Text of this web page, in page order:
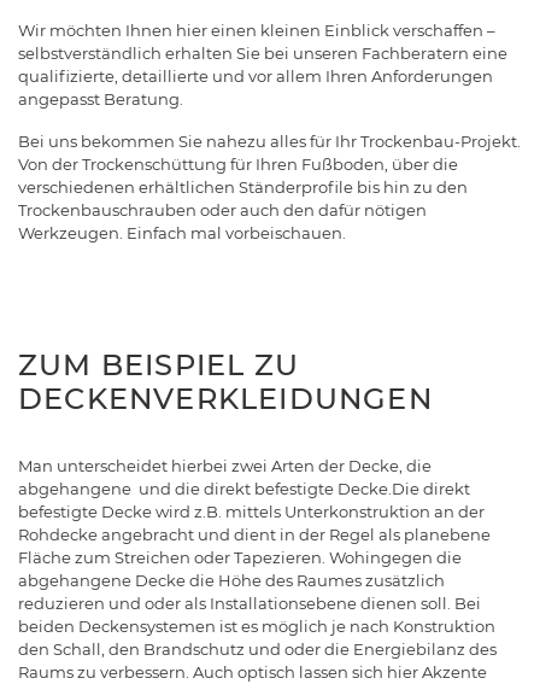
Wir möchten Ihnen hier einen kleinen Einblick verschaffen –
selbstverständlich erhalten Sie bei unseren Fachberatern eine
qualifizierte, detaillierte und vor allem Ihren Anforderungen
angepasst Beratung.
Bei uns bekommen Sie nahezu alles für Ihr Trockenbau-Projekt.
Von der Trockenschüttung für Ihren Fußboden, über die
verschiedenen erhältlichen Ständerprofile bis hin zu den
Trockenbauschrauben oder auch den dafür nötigen
Werkzeugen. Einfach mal vorbeischauen.
ZUM BEISPIEL ZU
DECKENVERKLEIDUNGEN
Man unterscheidet hierbei zwei Arten der Decke, die
abgehangene und die direkt befestigte Decke.Die direkt
befestigte Decke wird z.B. mittels Unterkonstruktion an der
Rohdecke angebracht und dient in der Regel als planebene
Fläche zum Streichen oder Tapezieren. Wohingegen die
abgehangene Decke die Höhe des Raumes zusätzlich
reduzieren und oder als Installationsebene dienen soll. Bei
beiden Deckensystemen ist es möglich je nach Konstruktion
den Schall, den Brandschutz und oder die Energiebilanz des
Raums zu verbessern. Auch optisch lassen sich hier Akzente